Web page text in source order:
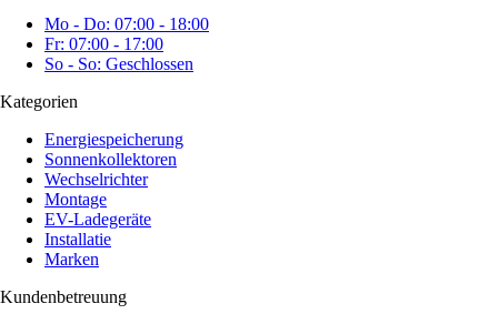
Mo - Do: 07:00 - 18:00
Fr: 07:00 - 17:00
So - So: Geschlossen
Kategorien
Energiespeicherung
Sonnenkollektoren
Wechselrichter
Montage
EV-Ladegeräte
Installatie
Marken
Kundenbetreuung